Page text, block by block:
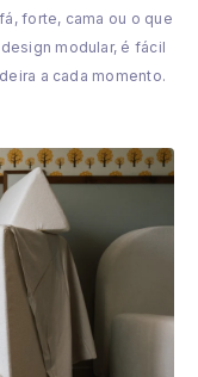
forte, cama ou o que
modular, é fácil
a cada momento.